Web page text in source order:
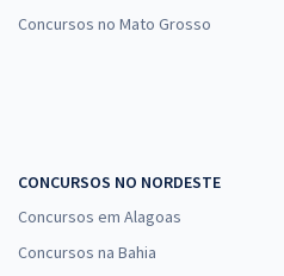
Concursos no Mato Grosso
CONCURSOS NO NORDESTE
Concursos em Alagoas
Concursos na Bahia